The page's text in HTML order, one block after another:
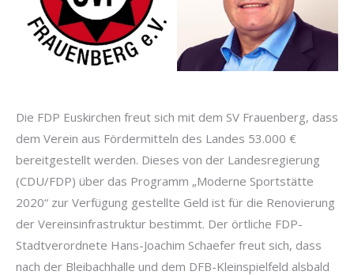
Die FDP Euskirchen freut sich mit dem SV Frauenberg, dass
dem Verein aus Fördermitteln des Landes 53.000 €
bereitgestellt werden. Dieses von der Landesregierung
(CDU/FDP) über das Programm „Moderne Sportstätte
2020“ zur Verfügung gestellte Geld ist für die Renovierung
der Vereinsinfrastruktur bestimmt. Der örtliche FDP-
Stadtverordnete Hans-Joachim Schaefer freut sich, dass
nach der Bleibachhalle und dem DFB-Kleinspielfeld alsbald